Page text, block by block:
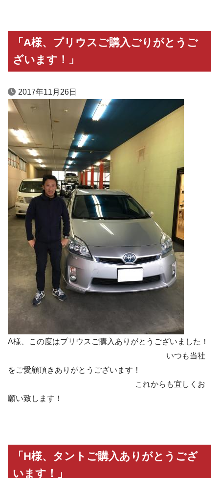
「A様、プリウスご購入ごりがとうご
ざいます！」
2017年11月26日
A様、この度はプリウスご購入ありがとうございました！
いつも当社
をご愛顧頂きありがとうございます！
これからも宜しくお
願い致します！
「H様、タントご購入ありがとうござ
います！」